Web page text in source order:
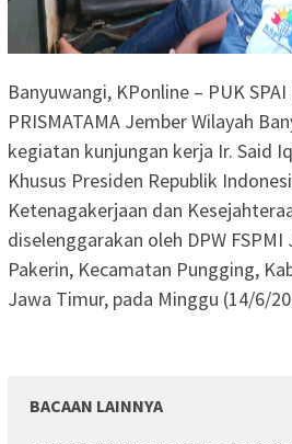
Banyuwangi, KPonline – PUK SPAI
PRISMATAMA Jember Wilayah
kegiatan kunjungan kerja Ir. Said
Khusus Presiden Republik
Ketenagakerjaan dan
diselenggarakan oleh DPW
Pakerin, Kecamatan Pungging,
Jawa Timur, pada Minggu (14/6/
BACAAN LAINNYA